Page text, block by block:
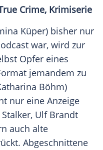
Crime, Krimiserie
Küper) bisher nur
war, wird zur
Opfer eines
jemandem zu
Böhm)
nur eine Anzeige
Ulf Brandt
auch alte
Abgeschnittene